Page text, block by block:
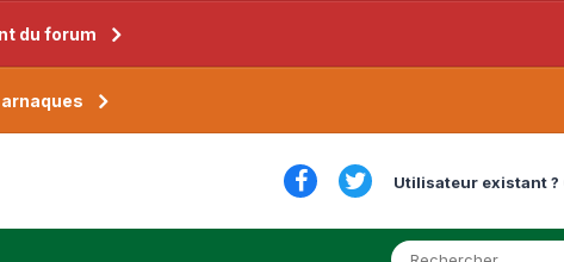
du forum
Utilisateur existant ?